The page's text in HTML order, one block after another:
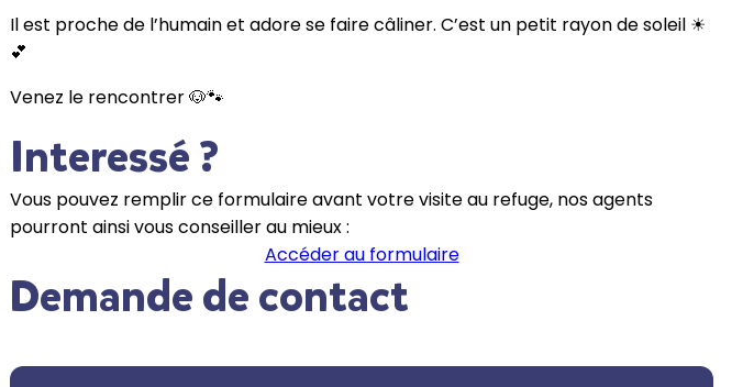
Il est proche de l’humain et adore se faire câliner. C’est un petit rayon de soleil ☀
💕
Venez le rencontrer 🐶🐾
Interessé ?
Vous pouvez remplir ce formulaire avant votre visite au refuge, nos agents
pourront ainsi vous conseiller au mieux :
Accéder au formulaire
Demande de contact